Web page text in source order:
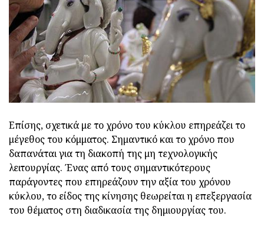
Επίσης, σχετικά με το χρόνο του κύκλου επηρεάζει το
μέγεθος του κόμματος. Σημαντικό και το χρόνο που
δαπανάται για τη διακοπή της μη τεχνολογικής
λειτουργίας. Ένας από τους σημαντικότερους
παράγοντες που επηρεάζουν την αξία του χρόνου
κύκλου, το είδος της κίνησης θεωρείται η επεξεργασία
του θέματος στη διαδικασία της δημιουργίας του.